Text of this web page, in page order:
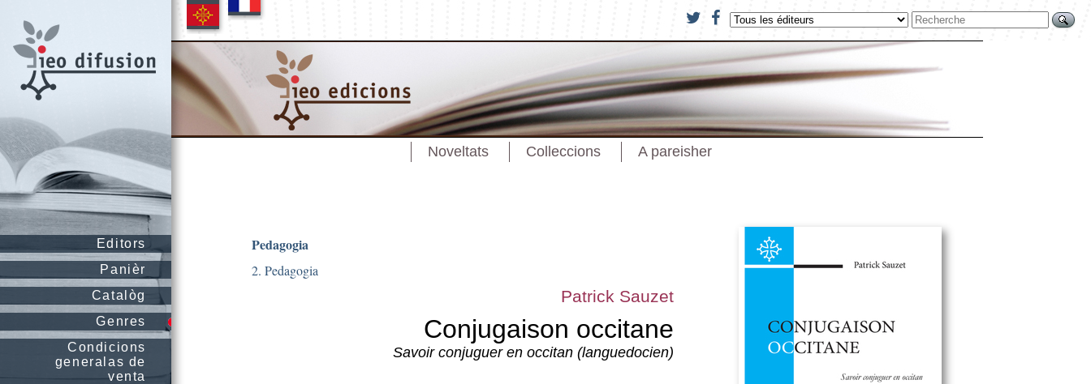
Editors
Panièr
Catalòg
Genres
Condicions
generalas de
venta
Noveltats Colleccions A pareisher
Pedagogia
2. Pedagogia
Patrick Sauzet
Conjugaison occitane
Savoir conjuguer en occitan (languedocien)